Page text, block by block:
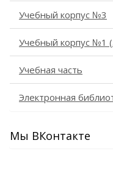
Учебный корпус №3
Учебный корпус №1
Учебная часть
Электронная
Мы ВКонтакте